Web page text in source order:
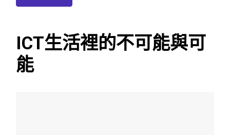
ICT生活裡的不可能與可
能